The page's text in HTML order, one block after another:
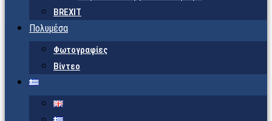
BREXIT
Πολυμέσα
Φωτογραφίες
Βίντεο